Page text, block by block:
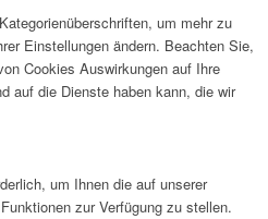
um mehr zu
Einstellungen ändern. Beachten Sie,
Cookies Auswirkungen auf Ihre
auf die Dienste haben kann, die wir
um Ihnen die auf unserer
zur Verfügung zu stellen.